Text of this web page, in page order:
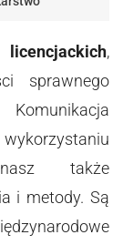
,
sprawnego
także
i metody. Są